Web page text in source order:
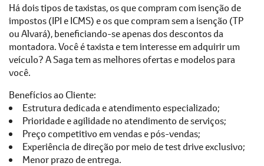
Há dois tipos de taxistas, os que compram com isenção de
impostos (IPI e ICMS) e os que compram sem a isenção (TP
ou Alvará), beneficiando-se apenas dos descontos da
montadora. Você é taxista e tem interesse em adquirir um
veículo? A Saga tem as melhores ofertas e modelos para
você.
Benefícios ao Cliente:
Estrutura dedicada e atendimento especializado;
Prioridade e agilidade no atendimento de serviços;
Preço competitivo em vendas e pós-vendas;
Experiência de direção por meio de test drive exclusivo;
Menor prazo de entrega.